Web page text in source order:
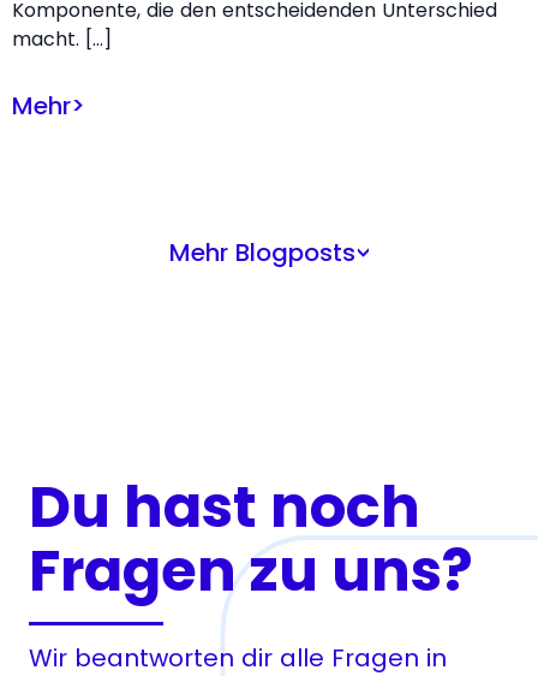
Komponente, die den entscheidenden Unterschied
macht. […]
Mehr>
Mehr Blogposts>
Du hast noch
Fragen zu uns?
Wir beantworten dir alle Fragen in